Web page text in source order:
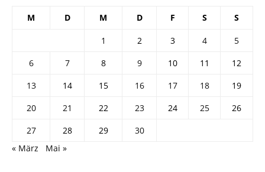
M D M D F S S
1 2 3 4
5
6
7 8 9 10 11
12
13
14 15 16 17 18
19
20
21 22 23 24 25
26
27
28 29
30
« März
Mai »